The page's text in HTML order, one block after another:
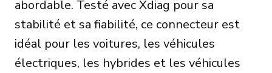
abordable. Testé avec Xdiag pour sa
stabilité et sa fiabilité, ce connecteur est
idéal pour les voitures, les véhicules
électriques, les hybrides et les véhicules